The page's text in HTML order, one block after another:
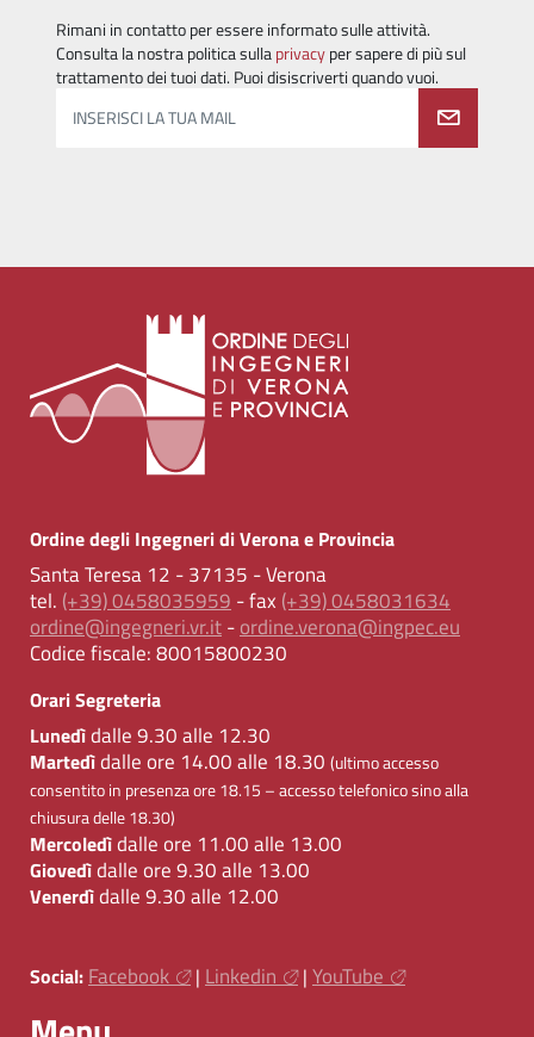
Rimani in contatto per essere informato sulle attività.
Consulta la nostra politica sullaprivacyper sapere di più sul
trattamento dei tuoi dati. Puoi disiscriverti quando vuoi.
INSERISCI LA TUA MAIL
Ordine degli Ingegneri di Verona e Provincia
Santa Teresa 12 - 37135 - Verona
tel. (+39) 0458035959 - fax (+39) 0458031634
ordine@ingegneri.vr.it-ordine.verona@ingpec.eu
Codice fiscale:80015800230
Orari Segreteria
Lunedìdalle 9.30 alle 12.30
Martedìdalle ore 14.00 alle 18.30 (ultimo accesso
consentito in presenza ore 18.15 – accesso telefonico sino alla
chiusura delle 18.30)
Mercoledìdalle ore 11.00 alle 13.00
Giovedìdalle ore 9.30 alle 13.00
Venerdìdalle 9.30 alle 12.00
Social: Facebook | Linkedin | YouTube